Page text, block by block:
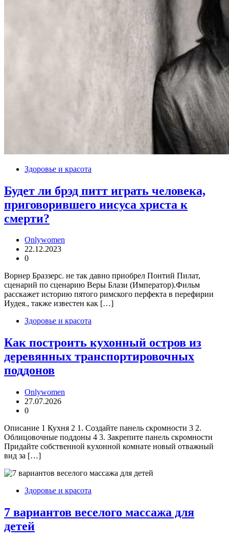
Здоровье и красота
Будет ли брэд питт играть человека,
приговорившего иисуса христа к
смерти?
Onlywomen
22.12.2023
0
Ворнер Браззерс. не так давно приобрел Понтий Пилат,
сценарий по сценарию Веры Блази (Император).Фильм
расскажет историю пятого римского перфекта в перефирии
Иудея., также известен как […]
Здоровье и красота
Как построить кухонный остров из
деревянных транспортировочных
поддонов
Onlywomen
27.07.2026
0
Описание 1 Кухня 2 1. Создайте панель скромности 3 2.
Облицовочные поддоны 4 3. Закрепите панель скромности
Придайте собственной кухонной комнате новый отважный
вид за […]
Здоровье и красота
7 вариантов веселого массажа для
детей